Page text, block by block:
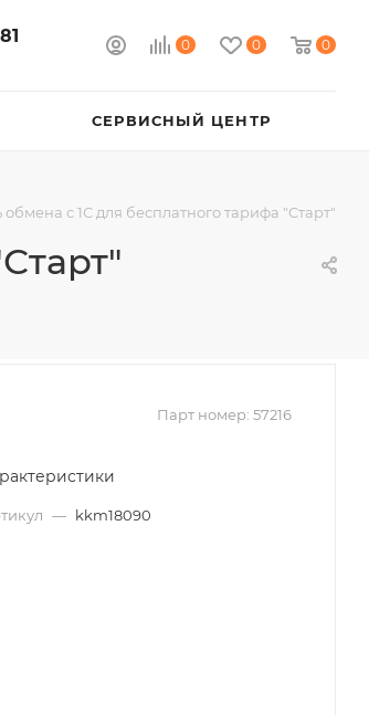
0 0 0
СЕРВИСНЫЙ ЦЕНТР
с 1С для бесплатного тарифа "Старт"
Парт номер: 57216
— kkm18090